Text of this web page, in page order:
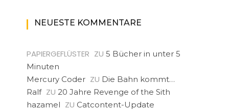
NEUESTE KOMMENTARE
PAPIERGEFLÜSTER ZU 5 Bücher in unter 5
Minuten
Mercury Coder ZU Die Bahn kommt…
Ralf ZU 20 Jahre Revenge of the Sith
hazamel ZU Catcontent-Update